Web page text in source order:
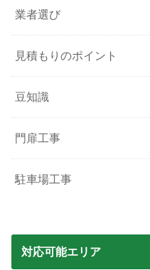
業者選び
見積もりのポイント
豆知識
門扉工事
駐車場工事
対応可能エリア